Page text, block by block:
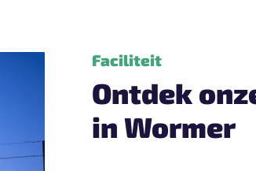
Faciliteit
Ontdek
in Wormer